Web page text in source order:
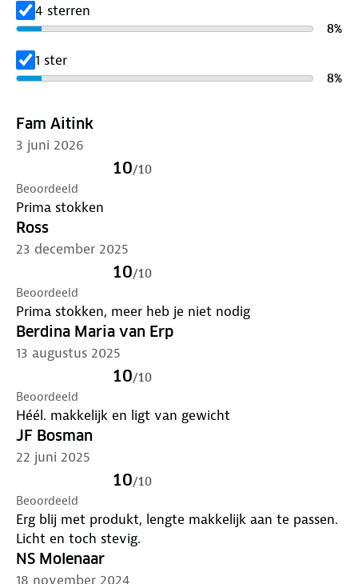
4 sterren
8%
1 ster
8%
Fam Aitink
3 juni 2026
10/10
Beoordeeld
Prima stokken
Ross
23 december 2025
10/10
Beoordeeld
Prima stokken, meer heb je niet nodig
Berdina Maria van Erp
13 augustus 2025
10/10
Beoordeeld
Héél. makkelijk en ligt van gewicht
JF Bosman
22 juni 2025
10/10
Beoordeeld
Erg blij met produkt, lengte makkelijk aan te passen.
Licht en toch stevig.
NS Molenaar
18 november 2024